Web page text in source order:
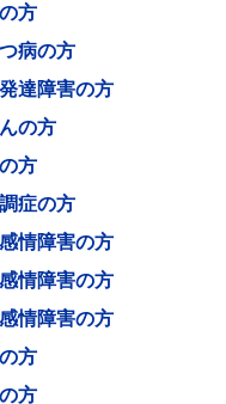
方
病の方
達障害の方
の方
方
症の方
情障害の方
情障害の方
情障害の方
方
方